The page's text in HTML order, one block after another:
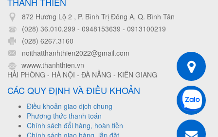
872 Hương Lộ 2 , P. Bình Trị Đông A, Q. Bình Tân
(028) 36.010.299 - 0948153639 - 0913100219
(028) 6267.3160
noithatthanhthien2022@gmail.com
wwww.thanhthien.vn
HẢI PHÒNG - HÀ NỘI - ĐÀ NẴNG - KIÊN GIANG
CÁC QUY ĐỊNH VÀ ĐIỀU KHOẢN
Điều khoản giao dịch chung
Phương thức thanh toán
Chính sách đổi hàng, hoàn tiền
Chính sách giao hàng, lắp đặt